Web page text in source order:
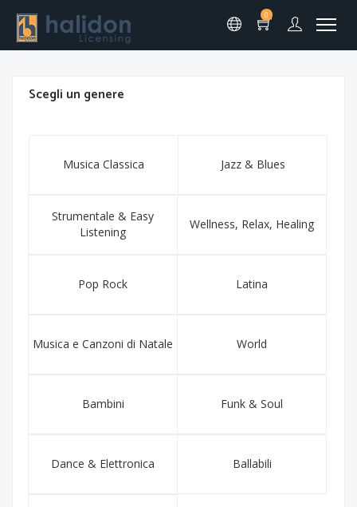
0
Scegli un genere
Musica Classica Jazz & Blues
Strumentale & Easy
Listening
Wellness, Relax, Healing
Pop Rock Latina
Musica e Canzoni di Natale World
Bambini Funk & Soul
Dance & Elettronica Ballabili